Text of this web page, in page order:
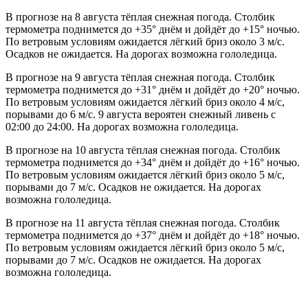
В прогнозе на 8 августа тёплая снежная погода. Столбик
термометра поднимется до +35° днём и дойдёт до +15° ночью.
По ветровым условиям ожидается лёгкий бриз около 3 м/с.
Осадков не ожидается. На дорогах возможна гололедица.
В прогнозе на 9 августа тёплая снежная погода. Столбик
термометра поднимется до +31° днём и дойдёт до +20° ночью.
По ветровым условиям ожидается лёгкий бриз около 4 м/с,
порывами до 6 м/с. 9 августа вероятен снежный ливень с
02:00 до 24:00. На дорогах возможна гололедица.
В прогнозе на 10 августа тёплая снежная погода. Столбик
термометра поднимется до +34° днём и дойдёт до +16° ночью.
По ветровым условиям ожидается лёгкий бриз около 5 м/с,
порывами до 7 м/с. Осадков не ожидается. На дорогах
возможна гололедица.
В прогнозе на 11 августа тёплая снежная погода. Столбик
термометра поднимется до +37° днём и дойдёт до +18° ночью.
По ветровым условиям ожидается лёгкий бриз около 5 м/с,
порывами до 7 м/с. Осадков не ожидается. На дорогах
возможна гололедица.